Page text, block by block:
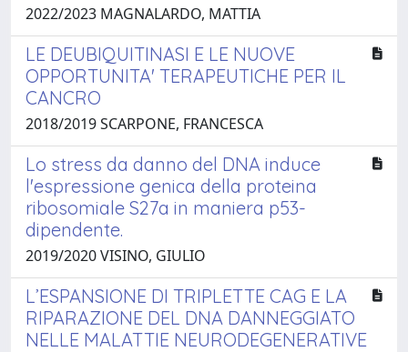
2022/2023 MAGNALARDO, MATTIA
LE DEUBIQUITINASI E LE NUOVE
OPPORTUNITA' TERAPEUTICHE PER IL
CANCRO
2018/2019 SCARPONE, FRANCESCA
Lo stress da danno del DNA induce
l'espressione genica della proteina
ribosomiale S27a in maniera p53-
dipendente. ​
2019/2020 VISINO, GIULIO
L’ESPANSIONE DI TRIPLETTE CAG E LA
RIPARAZIONE DEL DNA DANNEGGIATO
NELLE MALATTIE NEURODEGENERATIVE